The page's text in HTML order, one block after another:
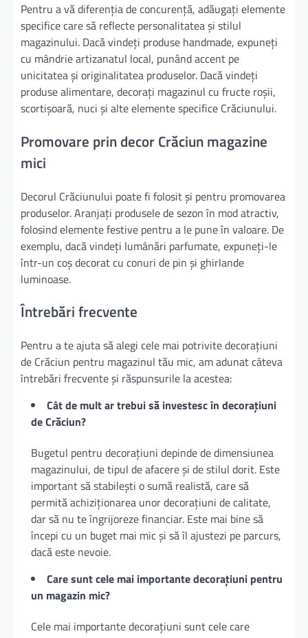
Pentru a vă diferenția de concurență, adăugați elemente
specifice care să reflecte personalitatea și stilul
magazinului. Dacă vindeți produse handmade, expuneți
cu mândrie artizanatul local, punând accent pe
unicitatea și originalitatea produselor. Dacă vindeți
produse alimentare, decorați magazinul cu fructe roșii,
scortișoară, nuci și alte elemente specifice Crăciunului.
Promovare prin decor Crăciun magazine
mici
Decorul Crăciunului poate fi folosit și pentru promovarea
produselor. Aranjați produsele de sezon în mod atractiv,
folosind elemente festive pentru a le pune în valoare. De
exemplu, dacă vindeți lumânări parfumate, expuneți-le
într-un coș decorat cu conuri de pin și ghirlande
luminoase.
Întrebări frecvente
Pentru a te ajuta să alegi cele mai potrivite decorațiuni
de Crăciun pentru magazinul tău mic, am adunat câteva
întrebări frecvente și răspunsurile la acestea:
Cât de mult ar trebui să investesc în decorațiuni
de Crăciun?
Bugetul pentru decorațiuni depinde de dimensiunea
magazinului, de tipul de afacere și de stilul dorit. Este
important să stabilești o sumă realistă, care să
permită achiziționarea unor decorațiuni de calitate,
dar să nu te îngrijoreze financiar. Este mai bine să
începi cu un buget mai mic și să îl ajustezi pe parcurs,
dacă este nevoie.
Care sunt cele mai importante decorațiuni pentru
un magazin mic?
Cele mai importante decorațiuni sunt cele care